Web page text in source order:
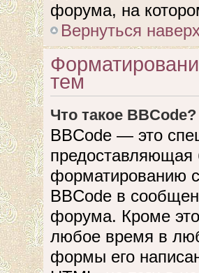
форума, на
Вернуться
тем
Что такое BBCode?
BBCode — это
предоставляющая
форматированию
BBCode в
форума. Кроме
любое время в
формы его